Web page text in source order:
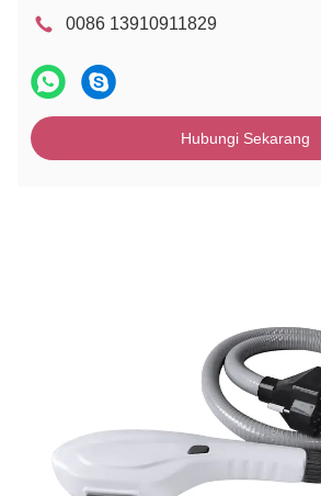
0086 13910911829
Hubungi Sekarang